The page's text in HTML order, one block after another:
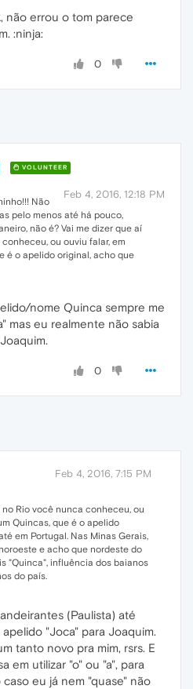
não errou o tom parece
:ninja:
0
VOLUNTEER
Feb 4, 2016, 12:18 PM
Não
pelo menos até há pouco,
não é? Vai me dizer que aí
ou ouviu falar, em
é o apelido original, acho que
nome Quinca sempre me
mas eu realmente não sabia
0
Feb 4, 2016, 7:15 PM
no Rio você nunca conheceu, ou
Quincas, que é o apelido
em Portugal. Nas Minas Gerais,
e acho que nordeste do
"Quinca", influência dos baianos
do país.
(Paulista) até
"Joca" para Joaquim.
tanto novo pra mim, rsrs. E
em utilizar "o" ou "a", para
eu já nem "quase" não